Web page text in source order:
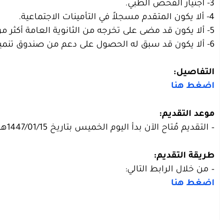
3- اجتياز الفحص الطبي.
4- ألا يكون المتقدم مسجلاً في التأمينات الاجتماعية.
5- ألا يكون قد مضى على تخرجه من الثانوية العامة أكثر من 5 سنوات.
6- ألا يكون قد سبق له الحصول على دعم من صندوق تنمية الموارد البشرية.
التفاصيل:
اضغط هنا
موعد التقديم:
– التقديم مُتاح الآن بدأ اليوم الخميس بتاريخ 1447/01/15هـ الموافق 2025/07/10م.
طريقة التقديم:
– من خلال الرابط التالي:
اضغط هنا